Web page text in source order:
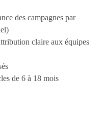
des campagnes par
claire aux équipes
de 6 à 18 mois